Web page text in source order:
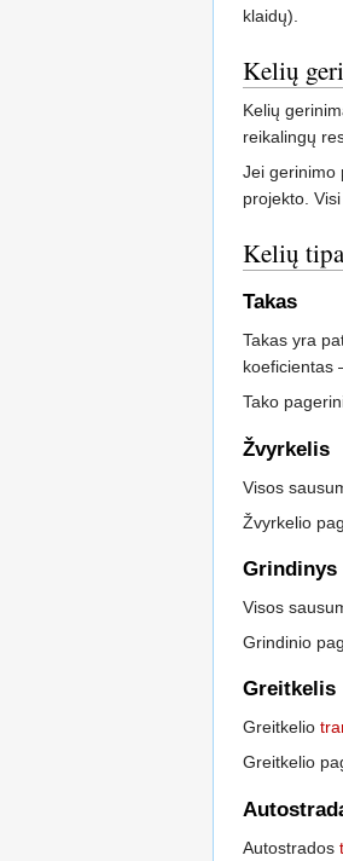
klaidų).
Kelių
Kelių
reikalingų
Jei gerinimo
projekto.
Kelių
Takas
Takas yra
koeficientas
Tako
Žvyrkelis
Visos
Žvyrkelio
Grindinys
Visos
Grindinio
Greitkelis
Greitkelio
Greitkelio
Autostrados